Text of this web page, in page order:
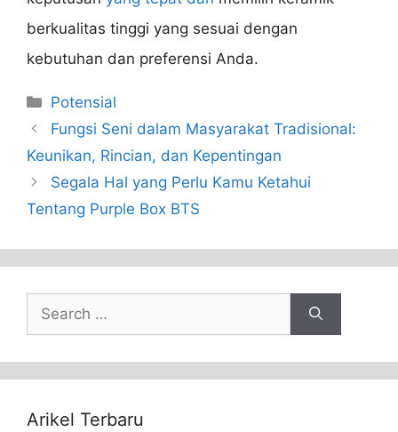
berkualitas tinggi yang sesuai dengan
kebutuhan dan preferensi Anda.
Categories
Potensial
Fungsi Seni dalam Masyarakat Tradisional:
Keunikan, Rincian, dan Kepentingan
Segala Hal yang Perlu Kamu Ketahui
Tentang Purple Box BTS
Search
for:
Arikel Terbaru